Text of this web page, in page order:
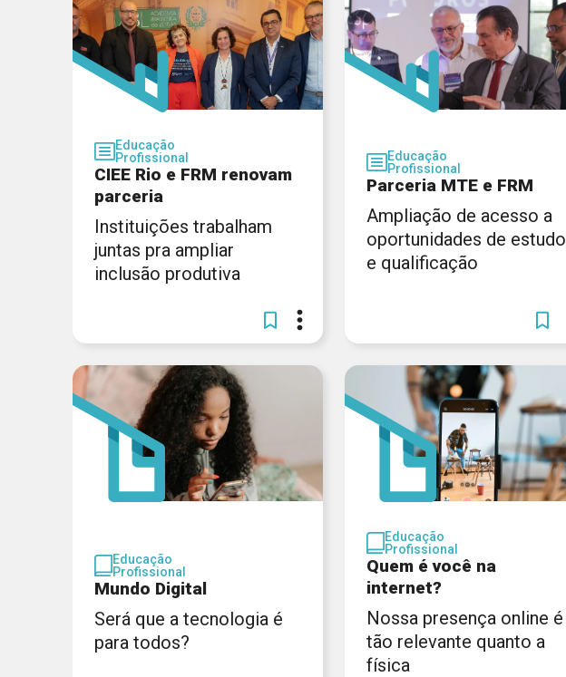
Educação
Profissional
CIEE Rio e FRM renovam
parceria
Instituições trabalham
juntas pra ampliar
inclusão produtiva
Educação
Profissional
Parceria MTE e FRM
Ampliação de acesso a
oportunidades de estudo
e qualificação
Educação
Profissional
Mundo Digital
Será que a tecnologia é
para todos?
Educação
Profissional
Quem é você na
internet?
Nossa presença online é
tão relevante quanto a
física